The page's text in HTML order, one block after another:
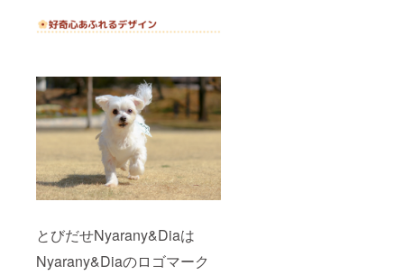
とびだせNyarany&Diaは
Nyarany&Diaのロゴマーク